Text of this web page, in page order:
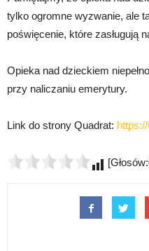
tylko ogromne wyzwanie, ale
poświęcenie, które zasługują
Opieka nad dzieckiem
przy naliczaniu emerytury.
Link do strony Quadrat: